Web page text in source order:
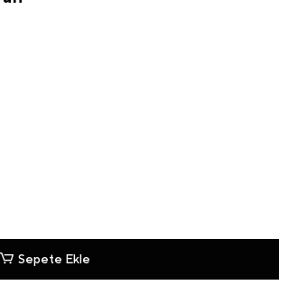
Sepete Ekle